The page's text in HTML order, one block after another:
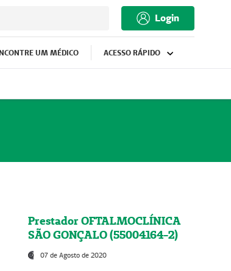
Login
UM MÉDICO ACESSO RÁPIDO
Prestador OFTALMOCLÍNICA
SÃO GONÇALO (55004164-2)
07 de Agosto de 2020